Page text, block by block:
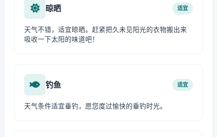
晾晒 适宜
天气不错，适宜晾晒。赶紧把久未见阳光的衣物搬出来
吸收一下太阳的味道吧！
钓鱼 适宜
天气条件适宜垂钓，愿您度过愉快的垂钓时光。